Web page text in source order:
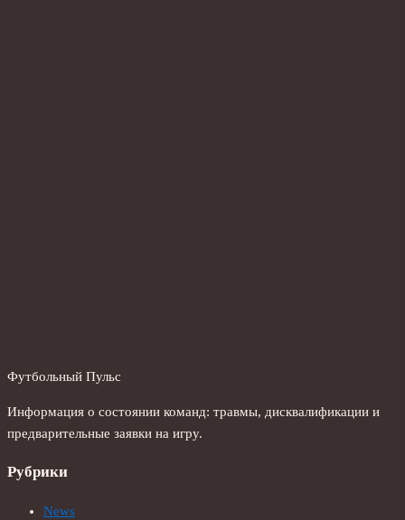
Футбольный Пульс
Информация о состоянии команд: травмы, дисквалификации и
предварительные заявки на игру.
Рубрики
News